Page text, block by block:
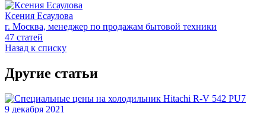
Ксения Есаулова
г. Москва, менеджер по продажам бытовой техники
47 статей
Назад к списку
Другие статьи
9 декабря 2021